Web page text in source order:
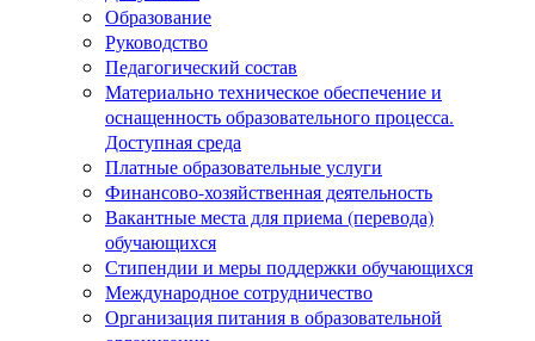
Образование
Руководство
Педагогический состав
Материально техническое обеспечение и
оснащенность образовательного процесса.
Доступная среда
Платные образовательные услуги
Финансово-хозяйственная деятельность
Вакантные места для приема (перевода)
обучающихся
Стипендии и меры поддержки обучающихся
Международное сотрудничество
Организация питания в образовательной